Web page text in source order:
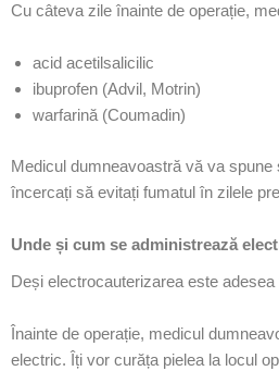
Cu câteva zile înainte de operație,
acid acetilsalicilic
ibuprofen (Advil, Motrin)
warfarină (Coumadin)
Medicul dumneavoastră vă va
încercați să evitați fumatul în zilele
Unde și cum se administrează
Deși electrocauterizarea este
Înainte de operație, medicul
electric. Îți vor curăța pielea la locul